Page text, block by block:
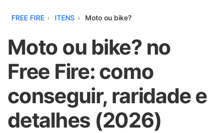
FREE FIRE ITENS Moto ou bike?
Moto ou bike? no
Free Fire: como
conseguir, raridade e
detalhes (2026)